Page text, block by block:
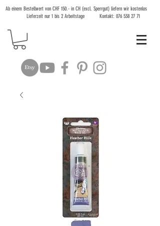
Ab einem Bestellwert von CHF 150.- in CH (excl. Sperrgut) liefern wir kostenlos
Lieferzeit nur 1 bis 2 Arbeitstage Kontakt: 076 538 27 71